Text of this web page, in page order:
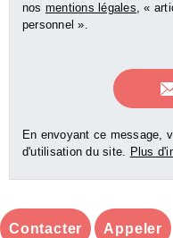
nos mentions légales, «
personnel ».
En envoyant ce message,
d'utilisation du site. Plus
Contacter Appeler